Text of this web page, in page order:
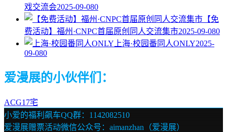
戏交流会2025-09-080
【免
费活动】福州·CNPC首届原创同人交流集市2025-09-080
上海·校园番同人ONLY2025-
09-080
爱漫展的小伙伴们：
ACG17宅
小爱的福利飙车QQ群：1142082510
爱漫展赠票活动微信公众号：aimanzhan（爱漫展）